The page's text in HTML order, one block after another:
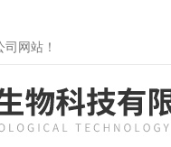
网站！